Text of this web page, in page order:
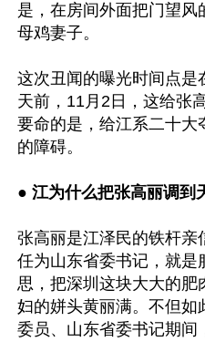
是，在房间外面把门望风
母鸡妻子。
这次丑闻的曝光时间点是
天前，11月2日，这给张
要命的是，给江系二十大
的障碍。
● 江为什么把张高丽调到
张高丽是江泽民的铁杆亲
任为山东省委书记，就是
思，把深圳这块大大的肥
妇的姘头黄丽满。不但如
委员、山东省委书记期间